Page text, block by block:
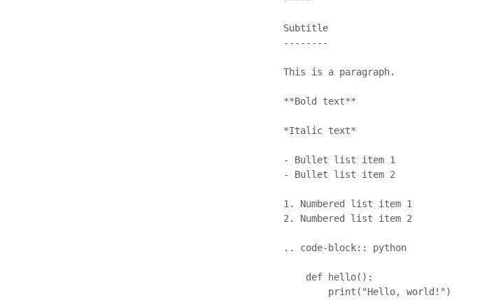
Subtitle
--------
This is a paragraph.
**Bold text**
*Italic text*
- Bullet list item 1
- Bullet list item 2
1. Numbered list item 1
2. Numbered list item 2
.. code-block:: python
    def hello():